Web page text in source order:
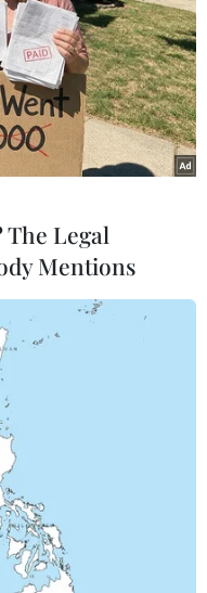
Uber
#Cạnh tranh
dùng
The Legal
Mentions